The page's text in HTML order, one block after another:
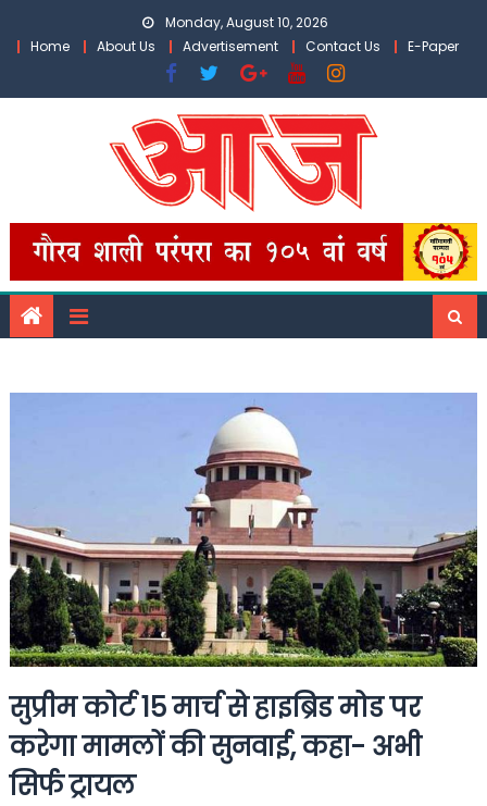
Monday, August 10, 2026
Home
About Us Advertisement Contact Us E-Paper
सुप्रीम कोर्ट 15 मार्च से हाइब्रिड मोड पर
करेगा मामलों की सुनवाई, कहा- अभी
सिर्फ ट्रायल